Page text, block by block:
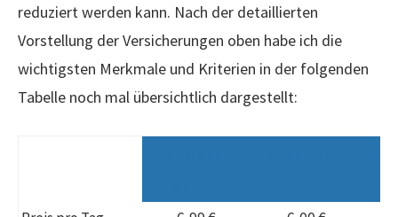
reduziert werden kann. Nach der detaillierten
Vorstellung der Versicherungen oben habe ich die
wichtigsten Merkmale und Kriterien in der folgenden
Tabelle noch mal übersichtlich dargestellt: